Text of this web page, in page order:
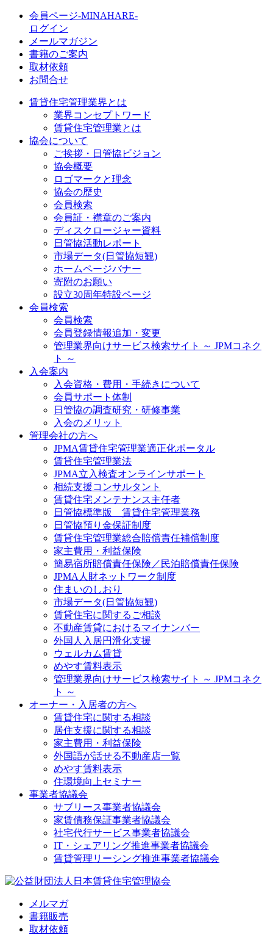
会員ページ-MINAHARE-
ログイン
メールマガジン
書籍のご案内
取材依頼
お問合せ
賃貸住宅管理業界とは
業界コンセプトワード
賃貸住宅管理業とは
協会について
ご挨拶・日管協ビジョン
協会概要
ロゴマークと理念
協会の歴史
会員検索
会員証・襟章のご案内
ディスクロージャー資料
日管協活動レポート
市場データ(日管協短観)
ホームページバナー
寄附のお願い
設立30周年特設ページ
会員検索
会員検索
会員登録情報追加・変更
管理業界向けサービス検索サイト ～ JPMコネク
ト ～
入会案内
入会資格・費用・手続きについて
会員サポート体制
日管協の調査研究・研修事業
入会のメリット
管理会社の方へ
JPMA賃貸住宅管理業適正化ポータル
賃貸住宅管理業法
JPMA立入検査オンラインサポート
相続支援コンサルタント
賃貸住宅メンテナンス主任者
日管協標準版 賃貸住宅管理業務
日管協預り金保証制度
賃貸住宅管理業総合賠償責任補償制度
家主費用・利益保険
簡易宿所賠償責任保険／民泊賠償責任保険
JPMA人財ネットワーク制度
住まいのしおり
市場データ(日管協短観)
賃貸住宅に関するご相談
不動産賃貸におけるマイナンバー
外国人入居円滑化支援
ウェルカム賃貸
めやす賃料表示
管理業界向けサービス検索サイト ～ JPMコネク
ト ～
オーナー・入居者の方へ
賃貸住宅に関する相談
居住支援に関する相談
家主費用・利益保険
外国語が話せる不動産店一覧
めやす賃料表示
住環境向上セミナー
事業者協議会
サブリース事業者協議会
家賃債務保証事業者協議会
社宅代行サービス事業者協議会
IT・シェアリング推進事業者協議会
賃貸管理リーシング推進事業者協議会
メルマガ
書籍販売
取材依頼